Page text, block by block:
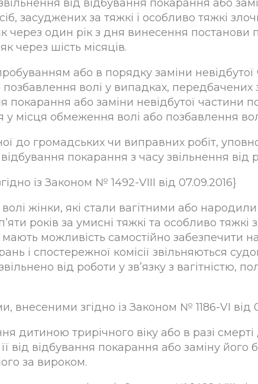
від відбування покарання або
засуджених за тяжкі і особливо тяжкі
через один рік з дня винесення постанови
через шість місяців.
або в порядку заміни
волі у випадках, передбачених
покарання або заміни невідбутої частини
місця обмеження волі або позбавлення
до громадських чи виправних робіт,
покарання з часу звільнення від
із Законом № 1492-VIII від 07.09.2016}
жінки, які стали вагітними або
років за умисні тяжкі та особливо
можливість самостійно забезпечити
і спостережної комісії звільняються
від роботи у зв’язку з вагітністю,
внесеними згідно із Законом № 1186-VI від
дитиною трирічного віку або в разі
від відбування покарання або заміну
за вироком.